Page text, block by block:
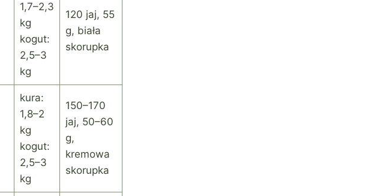
1,7–2,3
kg
kogut:
2,5–3
kg
120 jaj, 55
g, biała
skorupka
kura:
1,8–2
kg
kogut:
2,5–3
kg
150–170
jaj, 50–60
g,
kremowa
skorupka